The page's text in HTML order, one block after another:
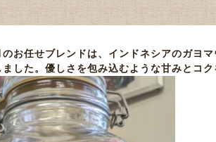
のお任せブレンドは、インドネシアのガヨ
ました。優しさを包み込むような甘みとコ